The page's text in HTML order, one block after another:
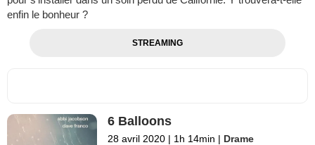
enfin le bonheur ?
STREAMING
6 Balloons
28 avril 2020 | 1h 14min | Drame